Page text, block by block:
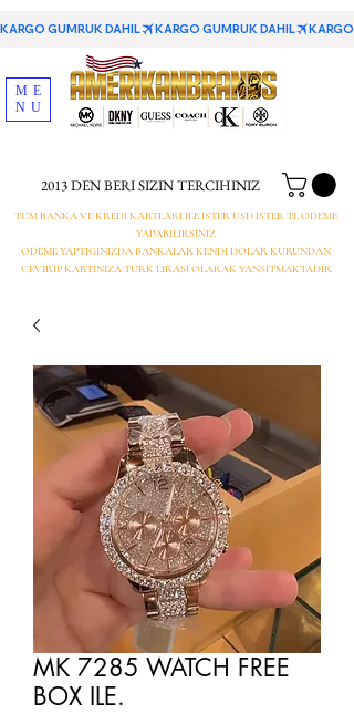
KARGO GUMRUK DAHIL
2013 DEN BERI SIZIN TERCIHINIZ
TUM BANKA VE KREDI KARTLARI ILE ISTER USD ISTER TL ODEME
YAPABILIRSINIZ
ODEME YAPTIGINIZDA BANKALAR KENDI DOLAR KURUNDAN
CEVIRIP KARTINIZA TURK LIRASI OLARAK YANSITMAKTADIR
ME
NU
MK 7285 WATCH FREE
BOX ILE.